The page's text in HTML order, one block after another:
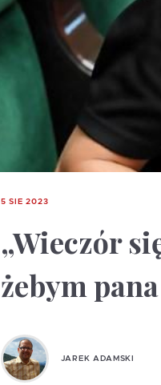
5 SIE 2023
„Wieczór
żebym
JAREK ADAMSKI